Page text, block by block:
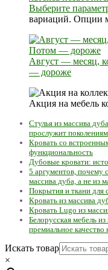
Выберите
вариаций. Опции
Август — месяц,
— дороже
Акция на мебель
Стулья из массива
прослужит поколениям
Кровать со
функциональность
Дубовые кровати:
5 аргументов, почему
массива дуба, а не из
Покрытия и ткани для
Кровать из массива
Кровать Lugo из
Белорусская мебель
премиальное качество
Искать товар
×